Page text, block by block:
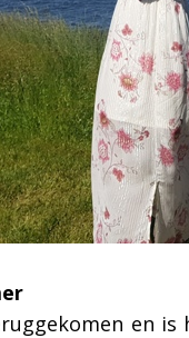
en